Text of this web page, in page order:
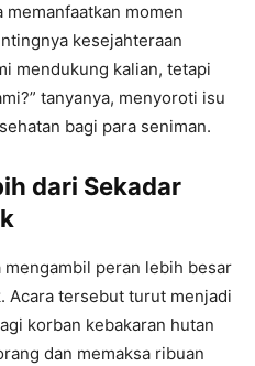
momen
kesejahteraan
mendukung kalian, tetapi
tanyanya, menyoroti isu
bagi para seniman.
dari Sekadar
peran lebih besar
Acara tersebut turut menjadi
korban kebakaran hutan
dan memaksa ribuan